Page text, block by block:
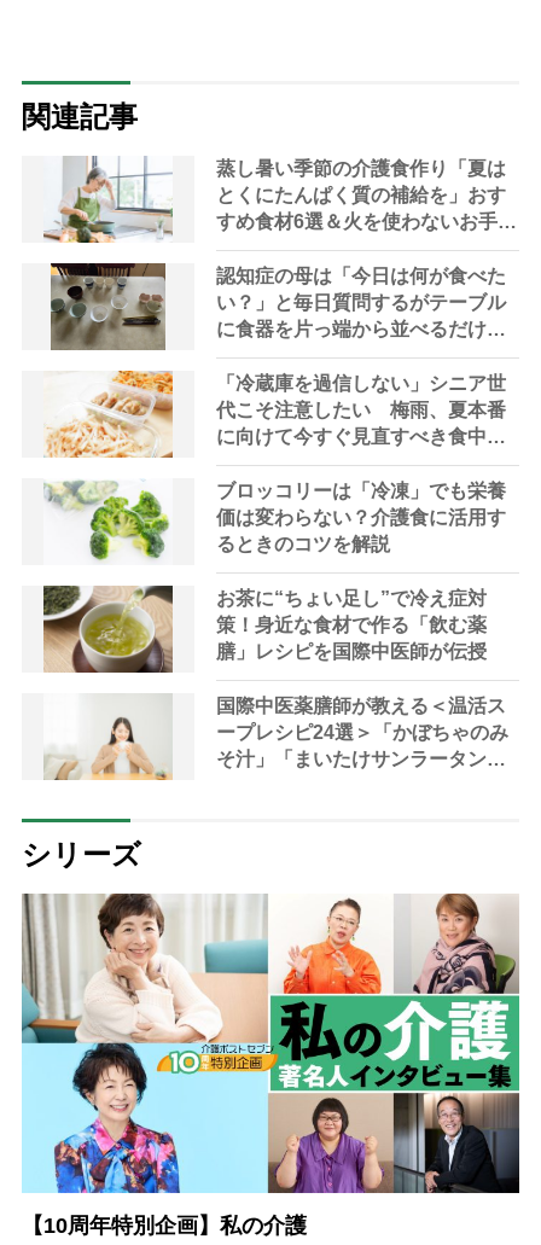
関連記事
蒸し暑い季節の介護食作り「夏は
とくにたんぱく質の補給を」おす
すめ食材6選＆火を使わないお手軽
レシピ3選【管理栄養士提案】
認知症の母は「今日は何が食べた
い？」と毎日質問するがテーブル
に食器を片っ端から並べるだけ―
困った息子の対処法とものがない
現在の台所の意味
「冷蔵庫を過信しない」シニア世
代こそ注意したい 梅雨、夏本番
に向けて今すぐ見直すべき食中毒
対策を家事アドバイザーが指南
ブロッコリーは「冷凍」でも栄養
価は変わらない？介護食に活用す
るときのコツを解説
お茶に“ちょい足し”で冷え症対
策！身近な食材で作る「飲む薬
膳」レシピを国際中医師が伝授
国際中医薬膳師が教える＜温活ス
ープレシピ24選＞「かぼちゃのみ
そ汁」「まいたけサンラータン」
シリーズ
【10周年特別企画】私の介護